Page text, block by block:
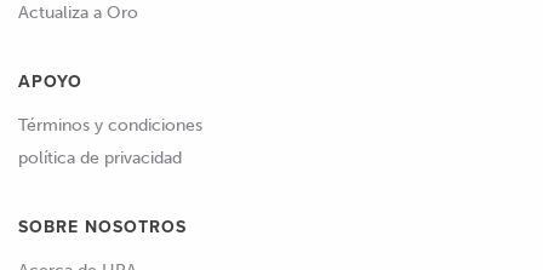
Actualiza a Oro
APOYO
Términos y condiciones
política de privacidad
SOBRE NOSOTROS